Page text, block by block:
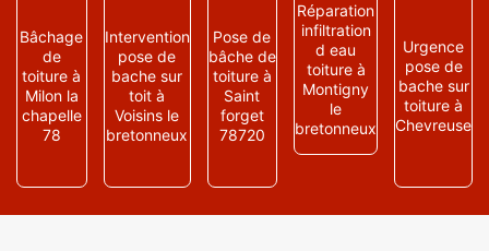
Bâchage
de
toiture à
Milon la
chapelle
78
Intervention
pose de
bache sur
toit à
Voisins le
bretonneux
Pose de
bâche de
toiture à
Saint
forget
78720
Réparation
infiltration
d eau
toiture à
Montigny
le
bretonneux
Urgence
pose de
bache sur
toiture à
Chevreuse